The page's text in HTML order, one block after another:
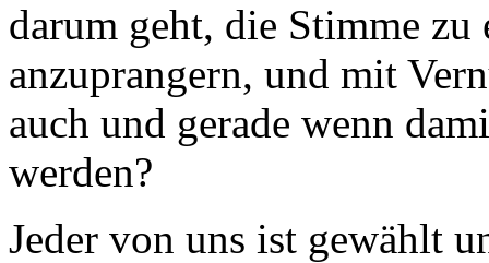
darum geht, die Stimme zu
anzuprangern, und mit
auch und gerade wenn
werden?
Jeder von uns ist gewählt